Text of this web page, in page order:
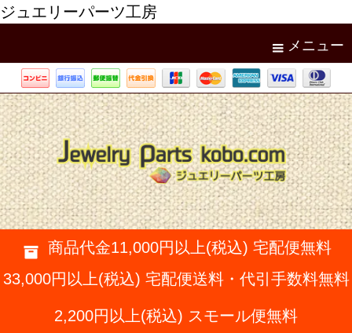
ジュエリーパーツ工房
メニュー
商品代金11,000円以上(税込) 宅配便無料
33,000円以上(税込) 宅配便送料・代引手数料無料
2,200円以上(税込) スモール便無料